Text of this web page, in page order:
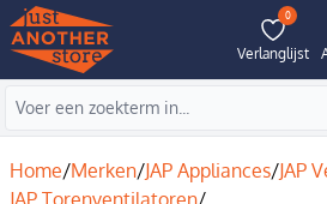
0
Verlanglijst
Home/Merken/JAP Appliances/JAP
JAP Torenventilatoren/